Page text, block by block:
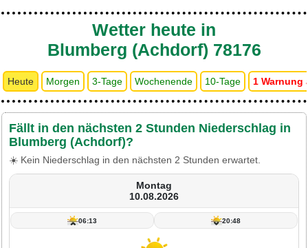
Wetter heute in
Blumberg (Achdorf) 78176
Heute Morgen 3-Tage Wochenende 10-Tage 1 Warnung
Fällt in den nächsten 2 Stunden Niederschlag in
Blumberg (Achdorf)?
☀️ Kein Niederschlag in den nächsten 2 Stunden erwartet.
Montag
10.08.2026
06:13 20:48